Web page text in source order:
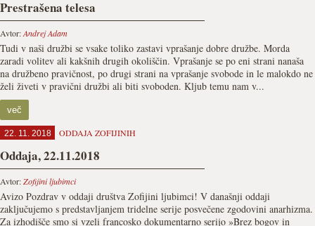
Prestrašena telesa
Avtor:Andrej Adam
Tudi v naši družbi se vsake toliko zastavi vprašanje dobre družbe. Morda
zaradi volitev ali kakšnih drugih okoliščin. Vprašanje se po eni strani nanaša
na družbeno pravičnost, po drugi strani na vprašanje svobode in le malokdo ne
želi živeti v pravični družbi ali biti svoboden. Kljub temu nam v...
več
22. 11. 2018 ODDAJA ZOFIJINIH
Oddaja, 22.11.2018
Avtor:Zofijini ljubimci
Avizo Pozdrav v oddaji društva Zofijini ljubimci! V današnji oddaji
zaključujemo s predstavljanjem tridelne serije posvečene zgodovini anarhizma.
Za izhodišče smo si vzeli francosko dokumentarno serijo »Brez bogov in